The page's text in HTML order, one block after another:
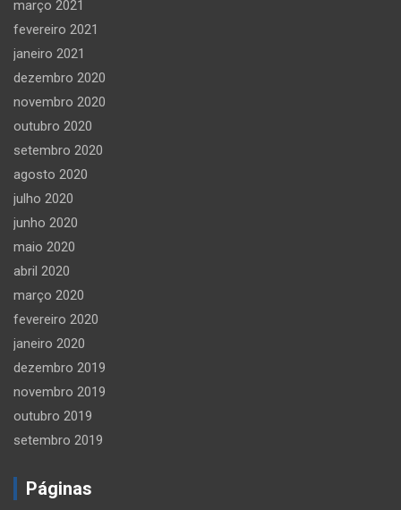
março 2021
fevereiro 2021
janeiro 2021
dezembro 2020
novembro 2020
outubro 2020
setembro 2020
agosto 2020
julho 2020
junho 2020
maio 2020
abril 2020
março 2020
fevereiro 2020
janeiro 2020
dezembro 2019
novembro 2019
outubro 2019
setembro 2019
Páginas